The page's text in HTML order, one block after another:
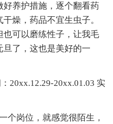
养护措施，逐个翻看药
燥，药品不宜生虫子。
可以磨练性子，让我毛
了，这也是美好的一
20xx.01.03 实
岗位，就感觉很陌生，